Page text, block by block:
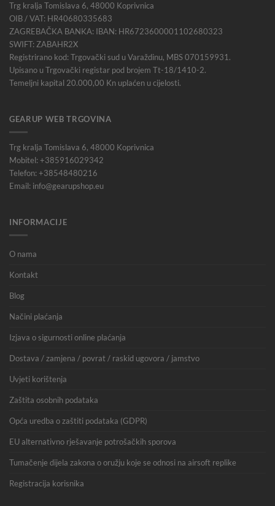
Trg kralja Tomislava 6, 48000 Koprivnica
OIB / VAT: HR40680335683
ZAGREBAČKA BANKA: IBAN: HR6723600001102680323
SWIFT: ZABAHR2X
Registrirano kod: Trgovački sud u Varaždinu, MBS 070159931.
Upisano u Trgovački registar pod brojem Tt-18/1410-2.
Temeljni kapital 20.000,00 Kn uplaćen u cijelosti.
GEARUP WEB TRGOVINA
Trg kralja Tomislava 6, 48000 Koprivnica
Mobitel: +385916029342
Telefon: +38548480216
Email: info@gearupshop.eu
INFORMACIJE
O nama
Kontakt
Blog
Načini plaćanja
Izjava o sigurnosti online plaćanja
Dostava / zamjena / povrat / raskid ugovora / jamstvo
Uvjeti korištenja
Zaštita osobnih podataka
Opća uredba o zaštiti podataka (GDPR)
EU alternativno rješavanje potrošačkih sporova
Tumačenje dijela zakona o oružju koje se odnosi na airsoft replike
Registracija korisnika